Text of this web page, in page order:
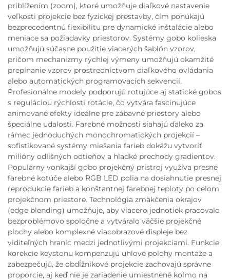
priblížením (zoom), ktoré umožňuje diaľkové nastavenie
veľkosti projekcie bez fyzickej prestavby, čím ponúkajú
bezprecedentnú flexibilitu pre dynamické inštalácie alebo
meniace sa požiadavky priestorov. Systémy gobo kolieska
umožňujú súčasne použitie viacerých šablón vzorov,
pričom mechanizmy rýchlej výmeny umožňujú okamžité
prepínanie vzorov prostredníctvom diaľkového ovládania
alebo automatických programovacích sekvencií.
Profesionálne modely podporujú rotujúce aj statické gobos
s reguláciou rýchlosti rotácie, čo vytvára fascinujúce
animované efekty ideálne pre zábavné priestory alebo
špeciálne udalosti. Farebné možnosti siahajú ďaleko za
rámec jednoduchých monochromatických projekcií –
sofistikované systémy miešania farieb dokážu vytvoriť
milióny odlišných odtieňov a hladké prechody gradientov.
Populárny vonkajší gobo projekčný prístroj využíva presné
farebné kotúče alebo RGB LED polia na dosiahnutie presnej
reprodukcie farieb a konštantnej farebnej teploty po celom
projekčnom priestore. Technológia zmäkčenia okrajov
(edge blending) umožňuje, aby viacero jednotiek pracovalo
bezproblémovo spoločne a vytváralo väčšie projekčné
plochy alebo komplexné viacobrazové displeje bez
viditeľných hraníc medzi jednotlivými projekciami. Funkcie
korekcie keystonu kompenzujú uhlové polohy montáže a
zabezpečujú, že obdĺžnikové projekcie zachovajú správne
proporcie, aj keď nie je zariadenie umiestnené kolmo na